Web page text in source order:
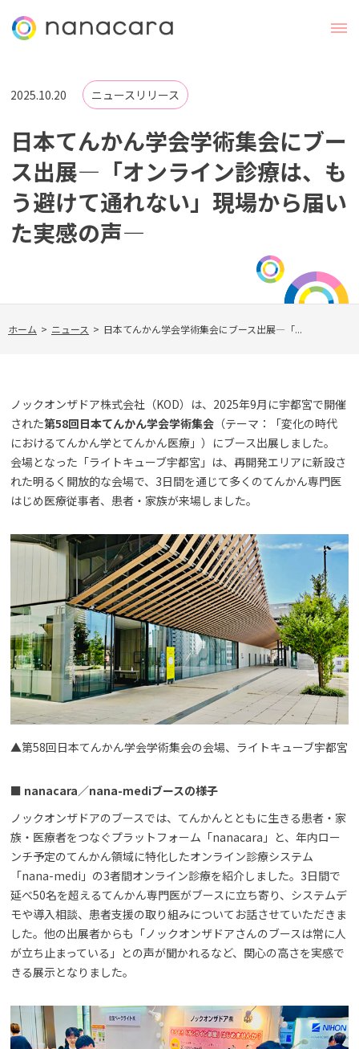
2025.10.20 ニュースリリース
日本てんかん学会学術集会にブー
ス出展―「オンライン診療は、も
う避けて通れない」現場から届い
た実感の声―
ホーム > ニュース > 日本てんかん学会学術集会にブース出展―「...
ノックオンザドア株式会社（KOD）は、2025年9月に宇都宮で開催
された第58回日本てんかん学会学術集会 （テーマ：「変化の時代
におけるてんかん学とてんかん医療」）にブース出展しました。
会場となった「ライトキューブ宇都宮」は、再開発エリアに新設さ
れた明るく開放的な会場で、3日間を通じて多くのてんかん専門医
はじめ医療従事者、患者・家族が来場しました。
▲第58回日本てんかん学会学術集会の会場、ライトキューブ宇都宮
■ nanacara／nana-mediブースの様子
ノックオンザドアのブースでは、てんかんとともに生きる患者・家
族・医療者をつなぐプラットフォーム「nanacara」と、年内ロー
ンチ予定のてんかん領域に特化したオンライン診療システム
「nana-medi」の3者間オンライン診療を紹介しました。3日間で
延べ50名を超えるてんかん専門医がブースに立ち寄り、システムデ
モや導入相談、患者支援の取り組みについてお話させていただきま
した。他の出展者からも「ノックオンザドアさんのブースは常に人
が立ち止まっている」との声が聞かれるなど、関心の高さを実感で
きる展示となりました。